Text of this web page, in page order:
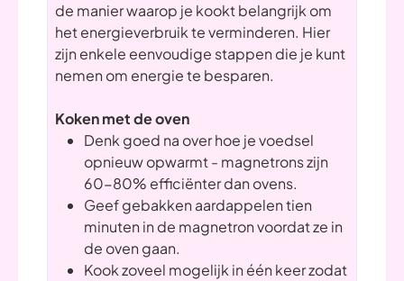
de manier waarop je kookt belangrijk om
het energieverbruik te verminderen. Hier
zijn enkele eenvoudige stappen die je kunt
nemen om energie te besparen.
Koken met de oven
Denk goed na over hoe je voedsel
opnieuw opwarmt - magnetrons zijn
60-80% efficiënter dan ovens.
Geef gebakken aardappelen tien
minuten in de magnetron voordat ze in
de oven gaan.
Kook zoveel mogelijk in één keer zodat